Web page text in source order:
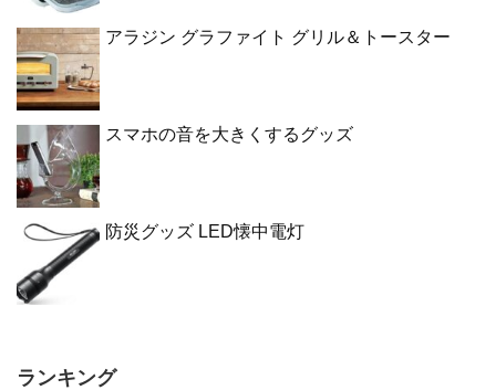
アラジン グラファイト グリル＆トースター
スマホの音を大きくするグッズ
防災グッズ LED懐中電灯
ランキング